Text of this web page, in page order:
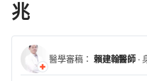
兆
醫學審稿： 賴建翰醫師 ·